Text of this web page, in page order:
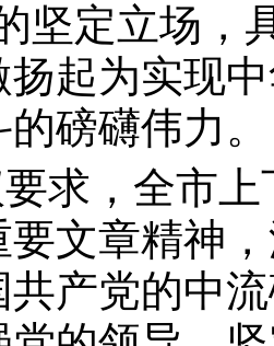
坚定立场，
扬起为实现
磅礴伟力。
求，全市
要文章精神
共产党的中